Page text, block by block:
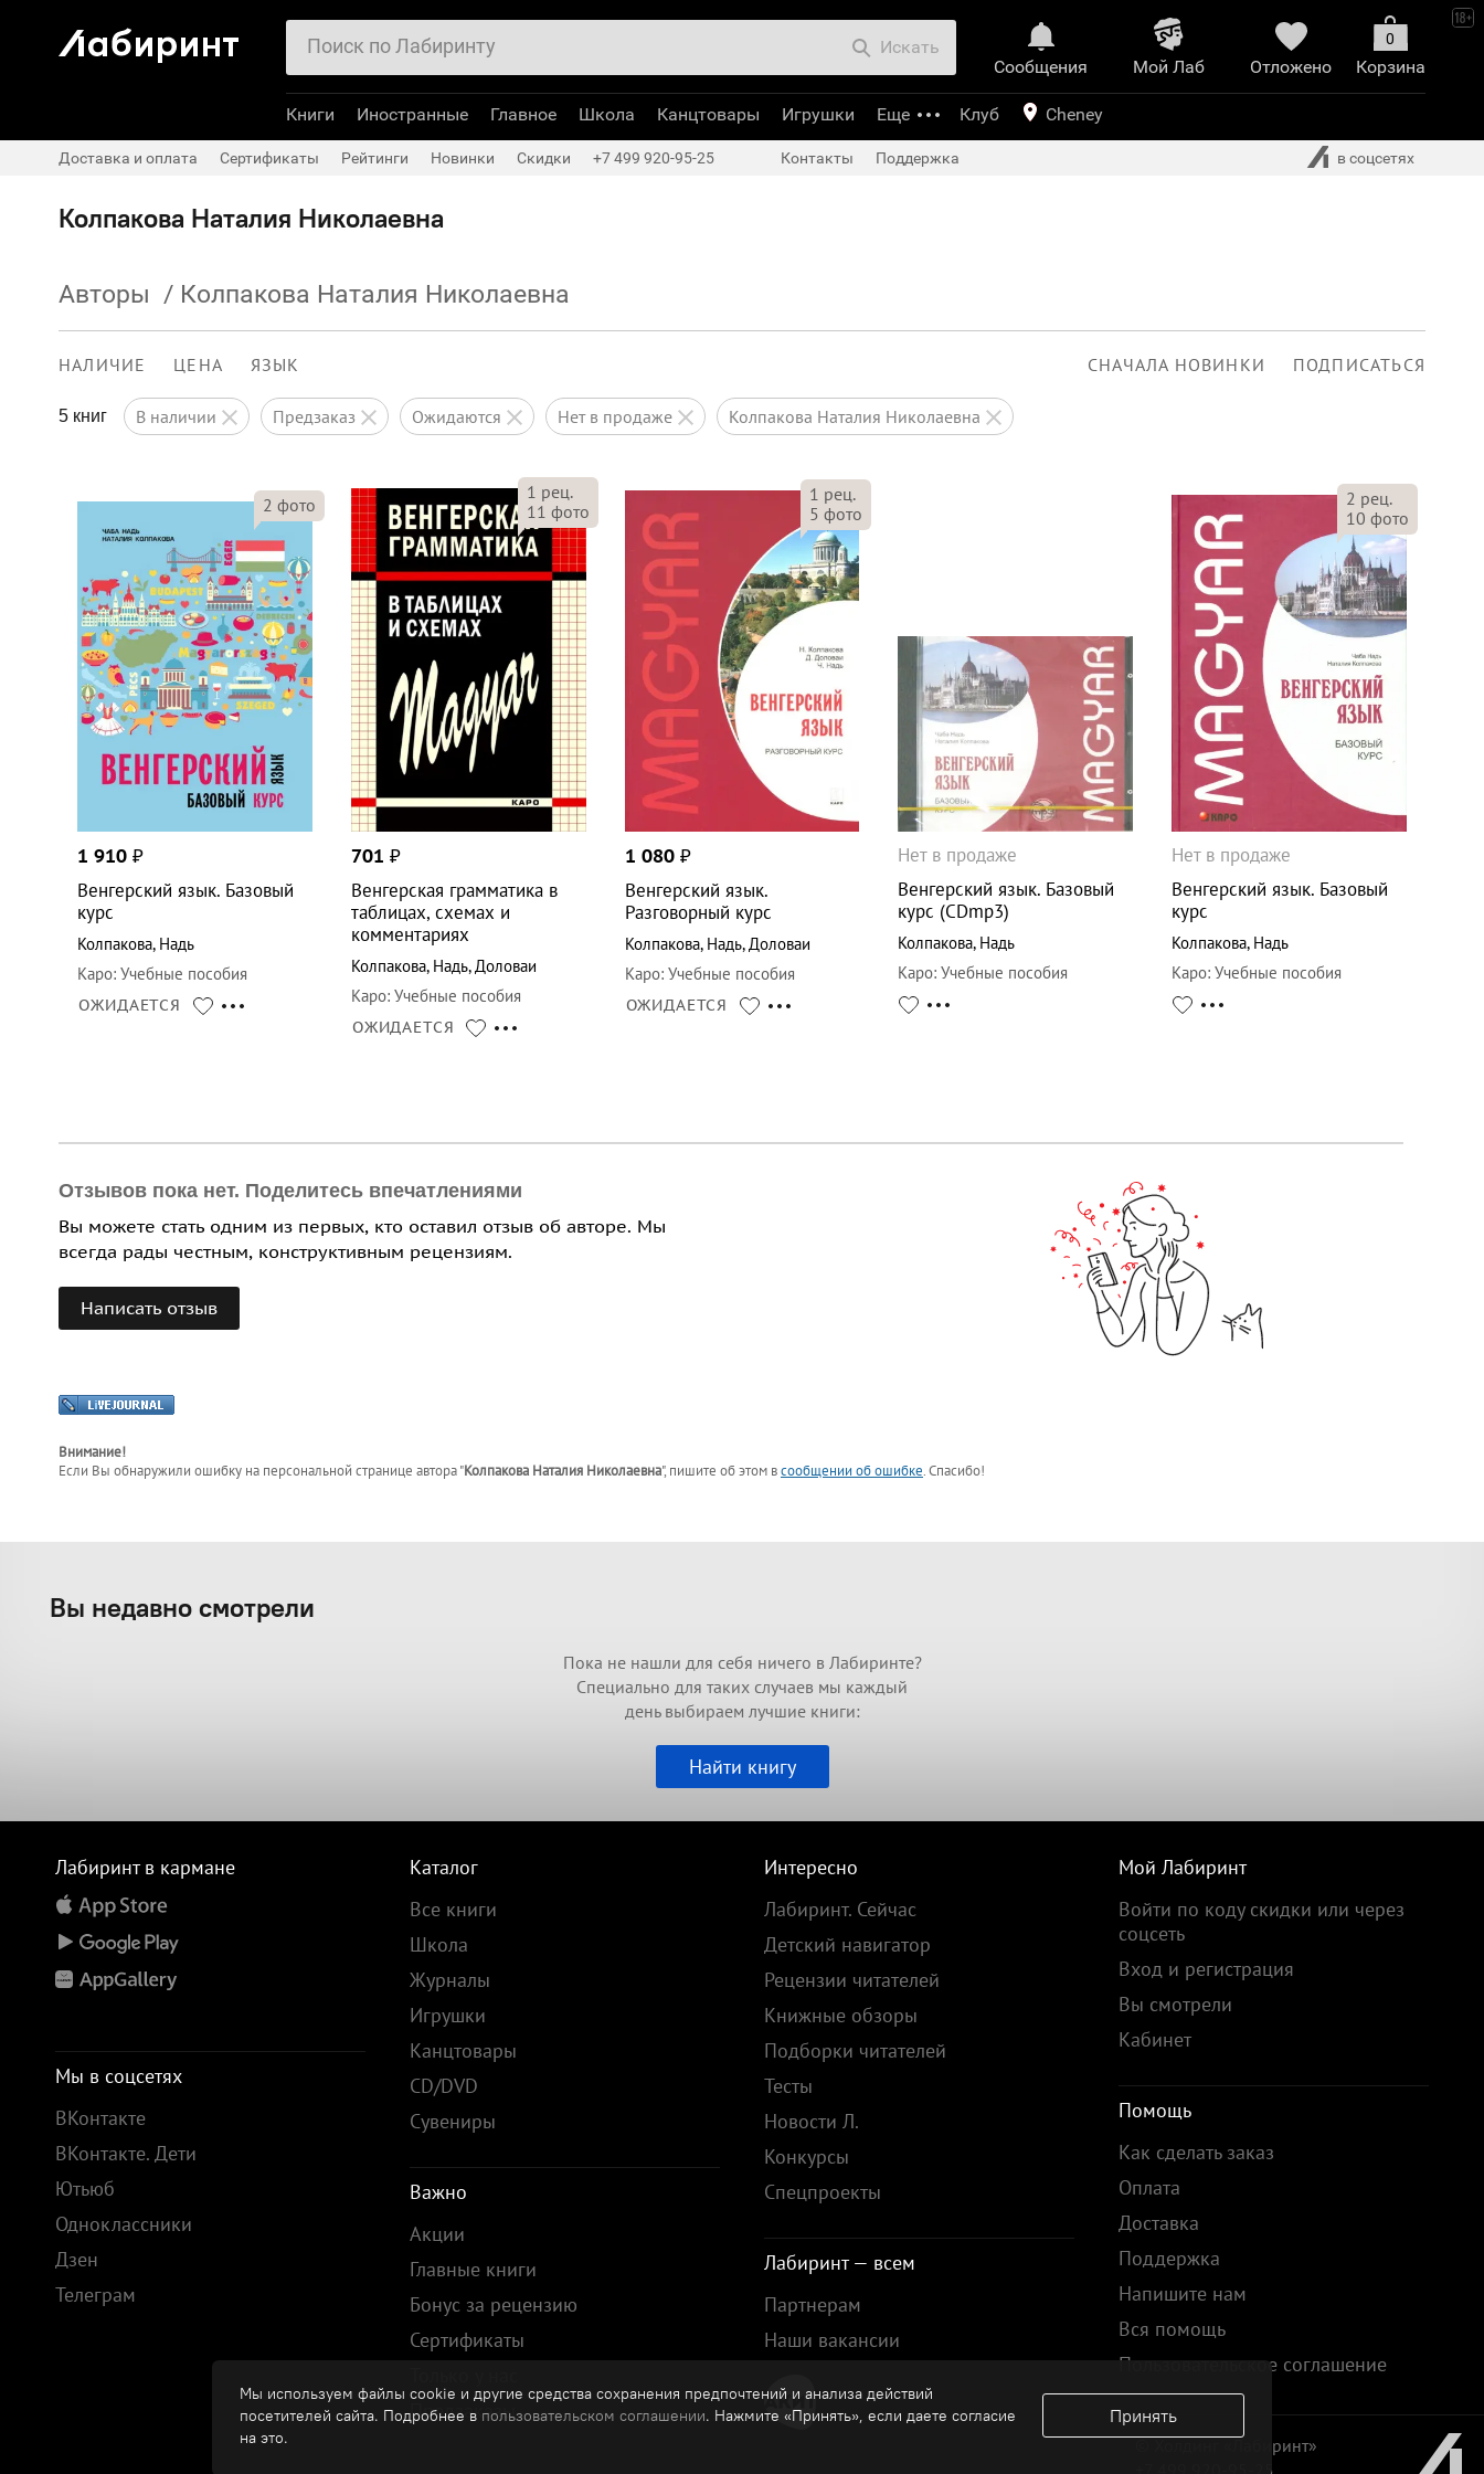
Колпакова Наталия Николаевна
Авторы / Колпакова Наталия Николаевна
НАЛИЧИЕ ЦЕНА ЯЗЫК СНАЧАЛА НОВИНКИ ПОДПИСАТЬСЯ
5 книг в наличии предзаказ ожидаются нет в продаже Колпакова Наталия Николаевна
2 фото
1 910₽
Венгерский язык. Базовый
курс
Колпакова, Надь
Каро:Учебные пособия
ОЖИДАЕТСЯ
1 рец.
11 фото
701 ₽
Венгерская грамматика в
таблицах, схемах и
комментариях
Колпакова, Надь,Доловаи
Каро: Учебные пособия
ОЖИДАЕТСЯ
1 рец.
5 фото
1 080 ₽
Венгерский язык.
Разговорный курс
Колпакова, Надь,Доловаи
Каро: Учебные пособия
ОЖИДАЕТСЯ
Нет в продаже
Венгерский язык. Базовый
курс (CDmp3)
Колпакова, Надь
Каро:Учебные пособия
2 рец.
10 фото
Нет в продаже
Венгерский язык. Базовый
курс
Колпакова, Надь
Каро: Учебные пособия
Отзывов пока нет. Поделитесь впечатлениями
Вы можете стать одним из первых, кто оставил отзыв об авторе. Мы
всегда рады честным, конструктивным рецензиям.
Написать отзыв
Внимание!
Если Вы обнаружили ошибку на персональной странице автора "Колпакова Наталия Николаевна", пишите об этом всообщении об ошибке. Спасибо!
Сообщения
Mой Лаб​
иринт
Отложено
0
Корзина
Искать
Книги Иностранные Главное Школа Канцтовары Игрушки Еще Клуб Cheney
Доставка и оплата Сертификаты Рейтинги Новинки Скидки +7 499 920-95-25 Контакты Поддержка в соцсетях
Мы используем файлы cookie и другие средства сохранения предпочтений и анализа действий
посетителей сайта. Подробнее в пользовательском соглашении. Нажмите «Принять», если даете согласие
на это.
Принять
Вы недавно смотрели
Пока не нашли для себя ничего в Лабиринте?
Специально для таких случаев мы каждый
день выбираем лучшие книги:
Найти книгу
Лабиринт в кармане
Мы в соцсетях
ВКонтакте
ВКонтакте. Дети
Ютьюб
Одноклассники
Дзен
Телеграм
Каталог
Все книги
Школа
Журналы
Игрушки
Канцтовары
CD/DVD
Сувениры
Важно
Акции
Главные книги
Бонус за рецензию
Сертификаты
Предзаказы
Интересно
Лабиринт. Сейчас
Детский навигатор
Рецензии читателей
Книжные обзоры
Подборки читателей
Тесты
Новости Л.
Конкурсы
Спецпроекты
Лабиринт — всем
Партнерам
Наши вакансии
Мой Лабиринт
Войти по коду скидки или через
соцсеть
Вход и регистрация
Вы смотрели
Кабинет
Помощь
Как сделать заказ
Оплата
Доставка
Поддержка
Напишите нам
Вся помощь
Пользовательское соглашение
© Холдинг «Лабиринт»
+7 499 920-95-25